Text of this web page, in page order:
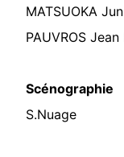
MATSUOKA Jun
PAUVROS
Scénographie
S.Nuage